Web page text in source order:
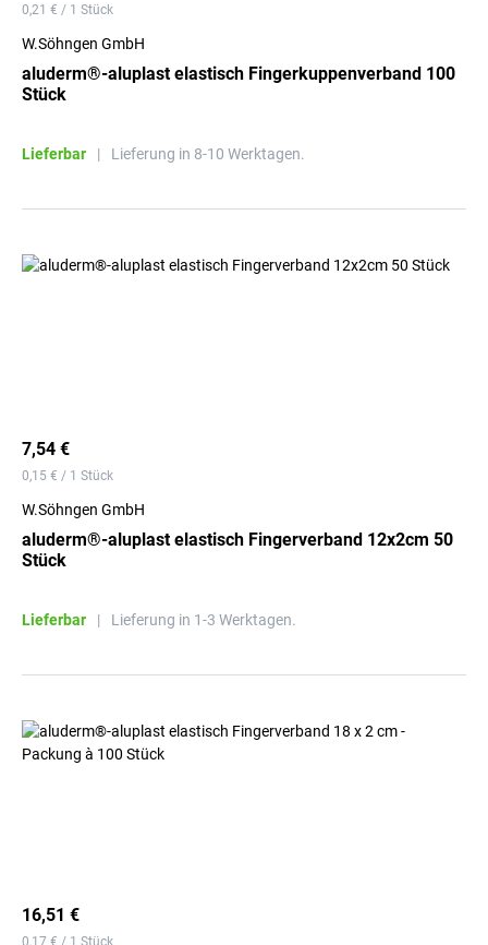
0,21 € / 1 Stück
W.Söhngen GmbH
aluderm®-aluplast elastisch Fingerkuppenverband 100
Stück
Lieferbar | Lieferung in 8-10 Werktagen.
7,54 €
0,15 € / 1 Stück
W.Söhngen GmbH
aluderm®-aluplast elastisch Fingerverband 12x2cm 50
Stück
Lieferbar | Lieferung in 1-3 Werktagen.
16,51 €
0,17 € / 1 Stück